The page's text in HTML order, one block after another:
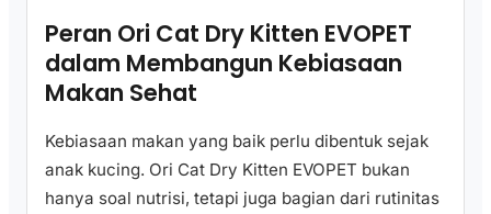
Peran Ori Cat Dry Kitten EVOPET
dalam Membangun Kebiasaan
Makan Sehat
Kebiasaan makan yang baik perlu dibentuk sejak
anak kucing. Ori Cat Dry Kitten EVOPET bukan
hanya soal nutrisi, tetapi juga bagian dari rutinitas